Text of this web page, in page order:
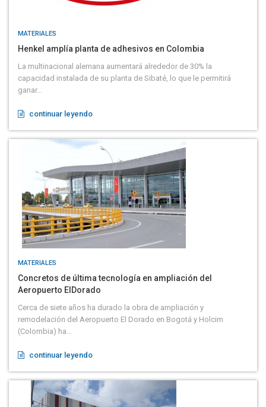
MATERIALES
Henkel amplía planta de adhesivos en Colombia
La multinacional alemana aumentará alrededor de 30% la
capacidad instalada de su planta de Sibaté, lo que le permitirá
ganar...
continuar leyendo
MATERIALES
Concretos de última tecnología en ampliación del
Aeropuerto ElDorado
Cerca de siete años ha durado la obra de ampliación y
remodelación del Aeropuerto El Dorado en Bogotá y Holcim
(Colombia) ha...
continuar leyendo